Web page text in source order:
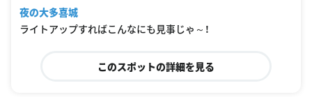
夜の大多喜城
ライトアップすればこんなにも見事じゃ～！
このスポットの詳細を見る